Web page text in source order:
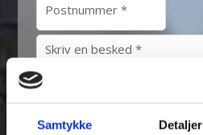
Samtykke Detaljer